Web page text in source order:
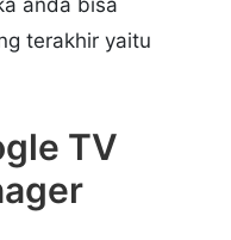
anda bisa
terakhir yaitu
TV